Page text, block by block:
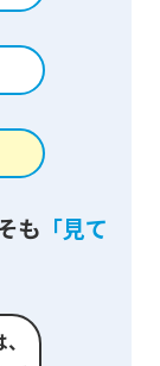
も 「見て